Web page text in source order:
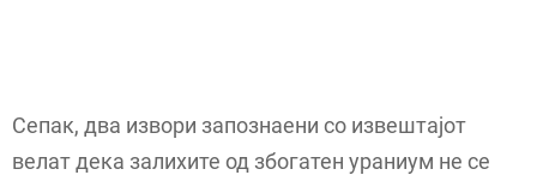
Сепак, два извори запознаени со извештајот
велат дека залихите од збогатен ураниум не се